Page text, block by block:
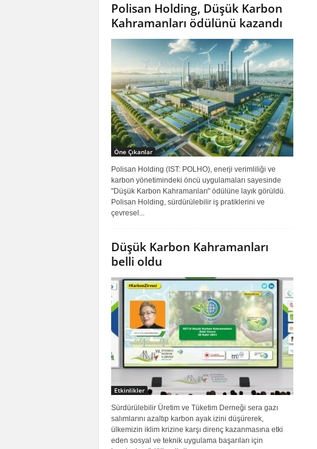
Polisan Holding, Düşük Karbon
Kahramanları ödülünü kazandı
Öne Çıkanlar
Polisan Holding (IST: POLHO), enerji verimliliği ve
karbon yönetimindeki öncü uygulamaları sayesinde
"Düşük Karbon Kahramanları" ödülüne layık görüldü.
Polisan Holding, sürdürülebilir iş pratiklerini ve
çevresel...
Düşük Karbon Kahramanları
belli oldu
Etkinlikler
Sürdürülebilir Üretim ve Tüketim Derneği sera gazı
salımlarını azaltıp karbon ayak izini düşürerek,
ülkemizin iklim krizine karşı direnç kazanmasına etki
eden sosyal ve teknik uygulama başarıları için